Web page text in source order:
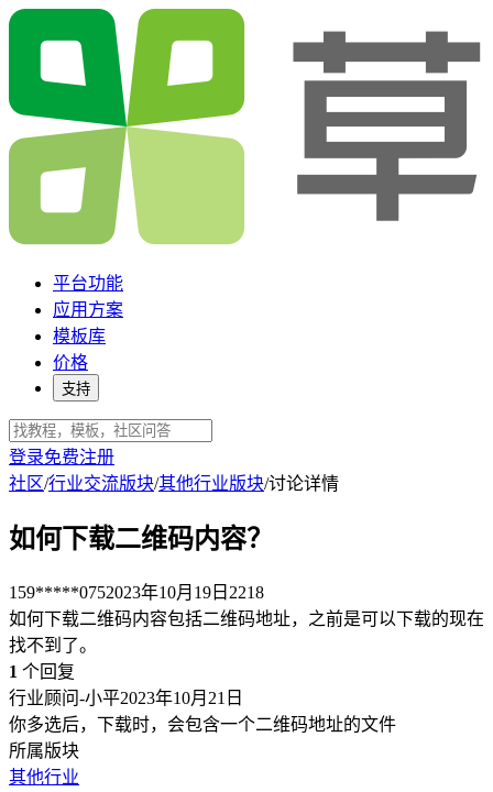
平台功能
应用方案
模板库
价格
支持
登录免费注册
社区/行业交流版块/其他行业版块/讨论详情
如何下载二维码内容？
159*****0752023年10月19日 2218
如何下载二维码内容包括二维码地址，之前是可以下载的现在
找不到了。
1 个回复
行业顾问-小平2023年10月21日
你多选后，下载时，会包含一个二维码地址的文件
所属版块
其他行业